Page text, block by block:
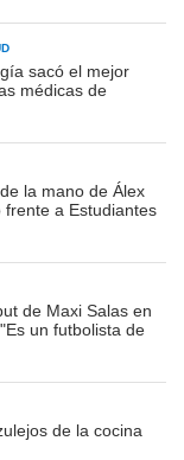
sacó el mejor
médicas de
la mano de Álex
a Estudiantes
de Maxi Salas en
un futbolista de
de la cocina